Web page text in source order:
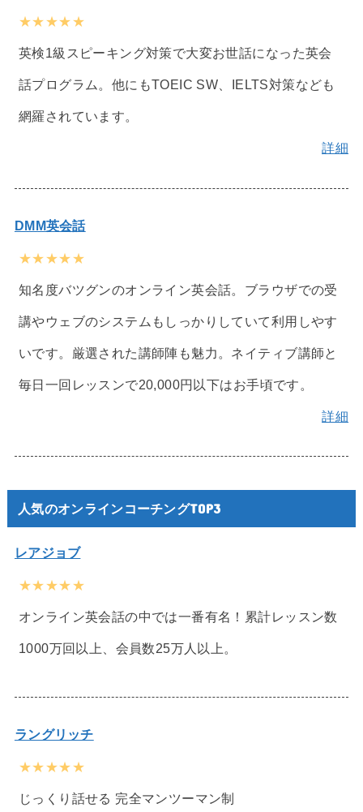
★★★★★
英検1級スピーキング対策で大変お世話になった英会
話プログラム。他にもTOEIC SW、IELTS対策なども
網羅されています。
詳細
DMM英会話
★★★★★
知名度バツグンのオンライン英会話。ブラウザでの受
講やウェブのシステムもしっかりしていて利用しやす
いです。厳選された講師陣も魅力。ネイティブ講師と
毎日一回レッスンで20,000円以下はお手頃です。
詳細
人気のオンラインコーチングTOP3
レアジョブ
★★★★★
オンライン英会話の中では一番有名！累計レッスン数
1000万回以上、会員数25万人以上。
ラングリッチ
★★★★★
じっくり話せる 完全マンツーマン制